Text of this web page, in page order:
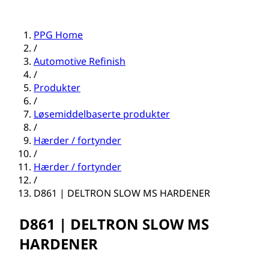
PPG Home
/
Automotive Refinish
/
Produkter
/
Løsemiddelbaserte produkter
/
Hærder / fortynder
/
Hærder / fortynder
/
D861 | DELTRON SLOW MS HARDENER
D861 | DELTRON SLOW MS
HARDENER